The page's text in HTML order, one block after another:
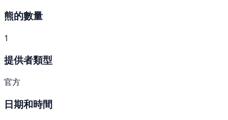
熊的數量
1
提供者類型
官方
日期和時間